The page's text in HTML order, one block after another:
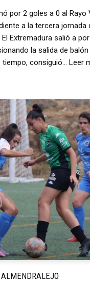
por 2 goles a 0 al Rayo
a la tercera jornada
El Extremadura salió a
la salida de balón
consiguió… Leer